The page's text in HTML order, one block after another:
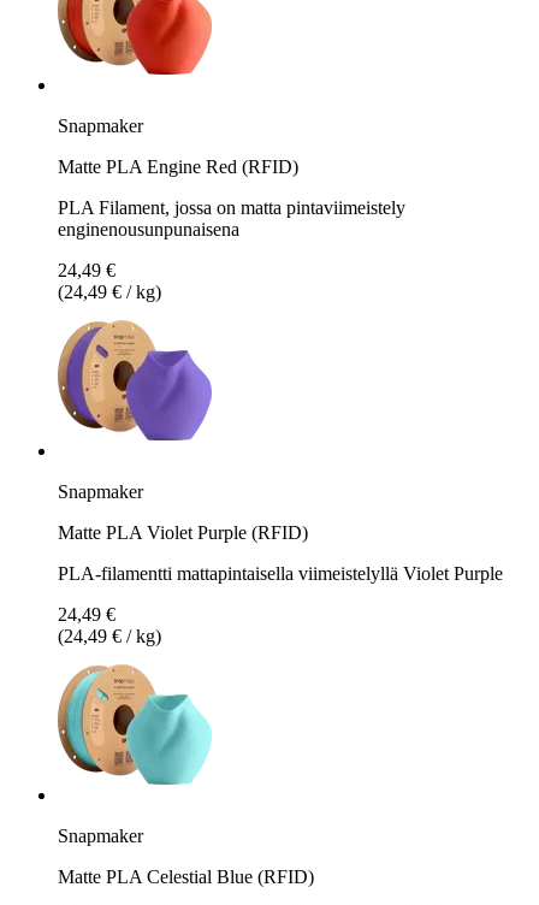
Snapmaker
Matte PLA Engine Red (RFID)
PLA Filament, jossa on matta pintaviimeistely
enginenousunpunaisena
24,49 €
(24,49 € / kg)
Snapmaker
Matte PLA Violet Purple (RFID)
PLA-filamentti mattapintaisella viimeistelyllä Violet Purple
24,49 €
(24,49 € / kg)
Snapmaker
Matte PLA Celestial Blue (RFID)